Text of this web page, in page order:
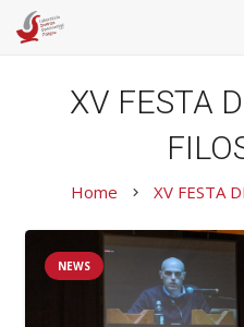
XV FESTA
Home keyboard_arrow_right XV FESTA
NEWS